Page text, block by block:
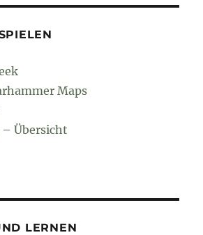
Maps
– Übersicht
LERNEN